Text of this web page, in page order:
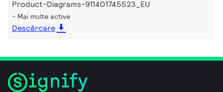
Product-Diagrams-911401745523_EU
Mai multe active
Descărcare